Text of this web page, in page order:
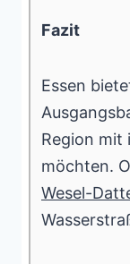
Fazit
Essen
Region mit
möchten.
Wesel-